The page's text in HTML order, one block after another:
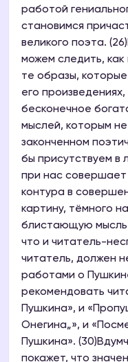
работой
становимся
великого поэта.
можем следить,
те образы,
его
бесконечное
мыслей, которым
законченном
бы присутствуем в
при нас
контура в
картину, тёмного
блистающую
что и читатель-
читатель, должен
работами о
рекомендовать
Пушкина», и
Онегина„», и
Пушкина».
покажет, что